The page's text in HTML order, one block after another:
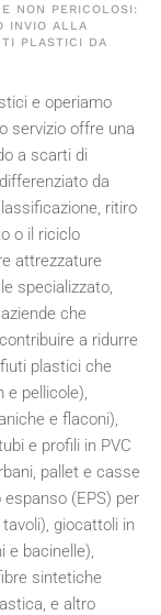
NON PERICOLOSI:
INVIO ALLA
PLASTICI DA
e operiamo
servizio offre una
a scarti di
da
ritiro
o il riciclo
attrezzature
specializzato,
che
a ridurre
plastici che
e pellicole),
e flaconi),
e profili in PVC
pallet e casse
(EPS) per
giocattoli in
e bacinelle),
sintetiche
e altro